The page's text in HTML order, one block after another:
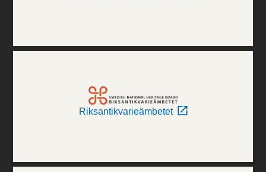
Riksantikvarieämbetet